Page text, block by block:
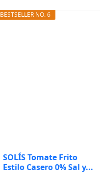
BESTSELLER NO. 6
SOLÍS Tomate Frito
Estilo Casero 0% Sal y...